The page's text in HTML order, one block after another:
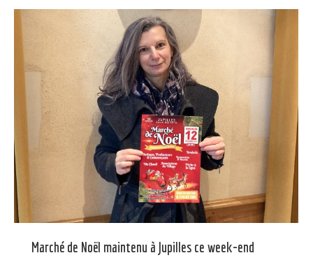
Marché de Noël maintenu à Jupilles ce week-end